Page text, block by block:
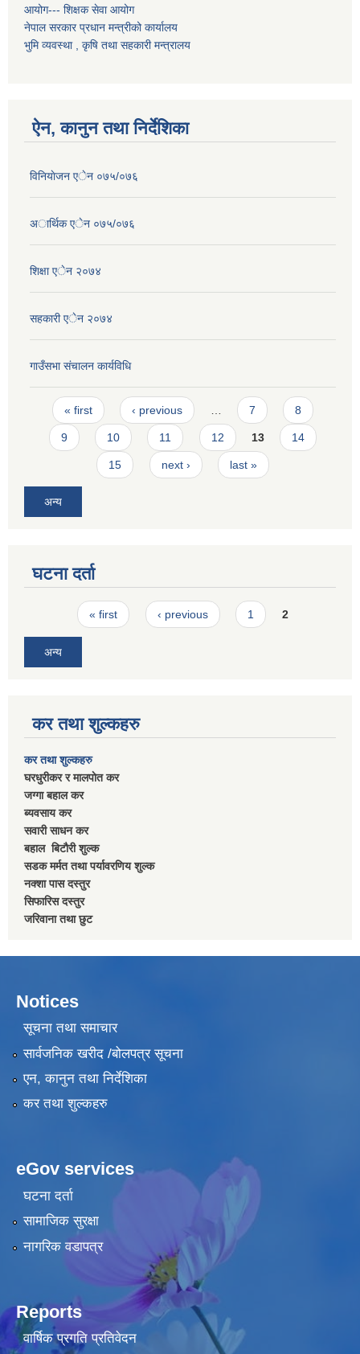
आयोग--- शिक्षक सेवा आयोग
नेपाल सरकार प्रधान मन्त्रीको कार्यालय
भुमि व्यवस्था , कृषि तथा सहकारी मन्त्रालय
ऐन, कानुन तथा निर्देशिका
विनियाेजन एेन ०७५/०७६
अार्थिक एेन ०७५/०७६
शिक्षा एेन २०७४
सहकारी एेन २०७४
गाउँसभा संचालन कार्यविधि
Pages
« first ‹ previous 7 8
9 10 11 12 13 14
15 next › last »
अन्य
घटना दर्ता
Pages« first ‹ previous 1 2
अन्य
कर तथा शुल्कहरु
कर तथा शुल्कहरु
घरधुरीकर र मालपाेत कर
जग्गा बहाल कर
ब्यवसाय कर
सवारी साधन कर
बहाल बिटाैरी शुल्क
सडक मर्मत तथा पर्यावरणिय शुल्क
नक्शा पास दस्तुर
सिफारिस दस्तुर
जरिवाना तथा छुट
Notices
सूचना तथा समाचार
सार्वजनिक खरीद /बोलपत्र सूचना
एन, कानुन तथा निर्देशिका
कर तथा शुल्कहरु
eGov services
घटना दर्ता
सामाजिक सुरक्षा
नागरिक वडापत्र
Reports
वार्षिक प्रगति प्रतिवेदन